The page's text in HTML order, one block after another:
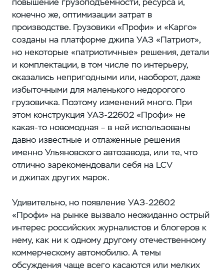
конечно же, ​оптимизации затрат в
производстве. Грузовики «Профи» и «Карго»
созданы на платформе джипа УАЗ «Патриот»,
но некоторые «патриотичные» решения, детали
и комплектации, в том числе по интерьеру,
оказались непригодными или, наоборот, даже
избыточными для маленького недорогого
грузовичка. Поэтому изменений много. При
этом конструкция УАЗ‑22602 «Профи» не
какая-то новомодная – ​в ней использованы
давно известные и отлаженные решения
именно Ульяновского автозавода, или те, что
отлично зарекомендовали себя на LCV
и джипах других марок.
Удивительно, но появление УАЗ‑22602
«Профи» на рынке вызвало неожиданно острый
интерес российских журналистов и блогеров к
нему, как ни к одному другому отечественному
коммерческому автомобилю. А темы
обсуждения чаще всего касаются или мелких